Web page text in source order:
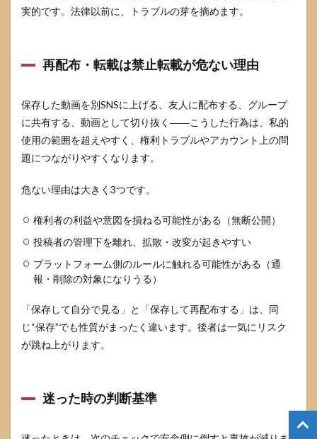
実的です。法律以前に、トラブルの芽を摘めます。
再配布・転載は禁止転載が危ない理由
保存した動画を別SNSに上げる、友人に配布する、グループ
に共有する、動画として切り抜く――こうした行為は、私的
使用の範囲を超えやすく、権利トラブルやアカウント上の問
題につながりやすくなります。
危ない理由は大きく3つです。
権利者の利益や意図を損ねる可能性がある（無断公開）
投稿者の管理下を離れ、拡散・改変が起きやすい
プラットフォーム側のルールに触れる可能性がある（通
報・削除の対象になりうる）
「保存して自分で見る」と「保存して再配布する」は、同
じ“保存”でも性質がまったく違います。後者は一気にリスク
が跳ね上がります。
迷った時の判断基準